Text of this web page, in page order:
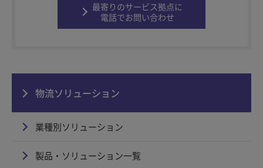
最寄りのサービス拠点に
電話でお問い合わせ
物流ソリューション
業種別ソリューション
製品・ソリューション一覧